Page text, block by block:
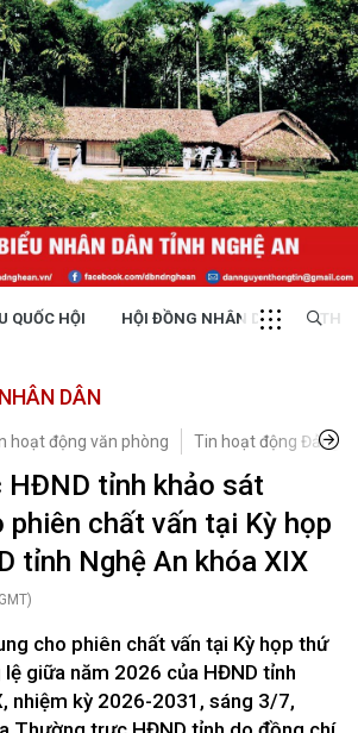
QUỐC HỘI HỘI ĐỒNG NHÂN DÂN
DÂN
hoạt động văn phòng Tin hoạt động Đảng,
tỉnh khảo sát
phiên chất vấn tại Kỳ họp
tỉnh Nghệ An khóa XIX
cho phiên chất vấn tại Kỳ họp thứ
giữa năm 2026 của HĐND tỉnh
nhiệm kỳ 2026-2031, sáng 3/7,